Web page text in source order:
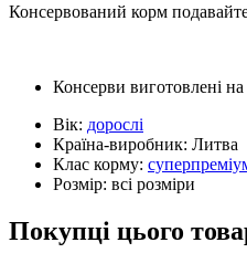
Консервований корм
Консерви виготовлені
Вік: дорослі
Країна-виробник: Литва
Клас корму:
Розмір: всі розміри
Покупці цього